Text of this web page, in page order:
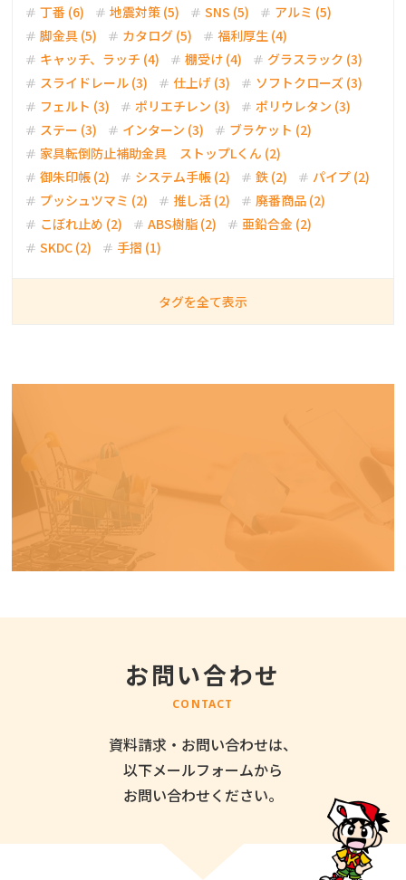
丁番 (6) 地震対策 (5) SNS (5)
アルミ (5)
脚金具 (5)
カタログ (5)
福利厚生 (4)
キャッチ、ラッチ (4)
棚受け (4)
グラスラック (3)
スライドレール (3)
仕上げ (3)
ソフトクローズ (3)
フェルト (3)
ポリエチレン (3)
ポリウレタン (3)
ステー (3)
インターン (3)
ブラケット (2)
家具転倒防止補助金具 ストップLくん (2)
御朱印帳 (2)
システム手帳 (2) 鉄 (2)
パイプ (2)
プッシュツマミ (2)
推し活 (2)
廃番商品 (2)
こぼれ止め (2)
ABS樹脂 (2)
亜鉛合金 (2)
SKDC (2)
手摺 (1)
タグを全て表示
お問い合わせ
CONTACT
資料請求・お問い合わせは、
以下メールフォームから
お問い合わせください。